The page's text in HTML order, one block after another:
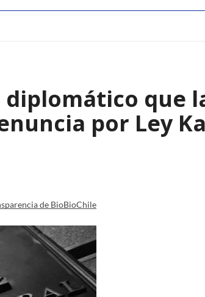
que
por Ley
de BioBioChile